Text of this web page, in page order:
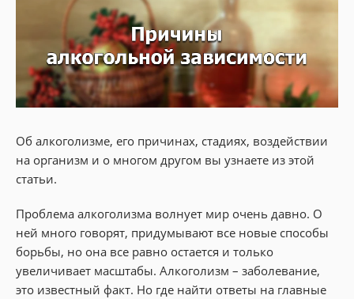
Об алкоголизме, его причинах, стадиях, воздействии
на организм и о многом другом вы узнаете из этой
статьи.
Проблема алкоголизма волнует мир очень давно. О
ней много говорят, придумывают все новые способы
борьбы, но она все равно остается и только
увеличивает масштабы. Алкоголизм – заболевание,
это известный факт. Но где найти ответы на главные